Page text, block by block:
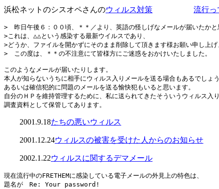
浜松ネットのシスオペさんのウィルス対策 流行っ
>　昨日午後６：００頃、＊＊／より、英語の怪しげなメールが届いたか
>これは、△△という感染する最新ウイルスであり、
>どうか、ファイルを開かずにそのまま削除して頂きます様お願い申し上げ
>　この度は、＊＊の不注意にて皆様方にご迷惑をおかけいたしました。
このようなメールが届いたりします。
本人が知らないうちに相手にウィルス入りメールを送る場合もあるでしょ
あるいは確信犯的に問題のメールを送る愉快犯もいると思います。
自分のＨＰを維持管理するために、私に送られてきたそういうウィルス入
2001.9.18たちの悪いウィルス
2001.12.24ウィルスの被害を受けた人からのお知らせ
2002.1.22ウィルスに関するデマメール
現在流行中のFRETHEMに感染している電子メールの外見上の特色は、
題名が　Re: Your password!